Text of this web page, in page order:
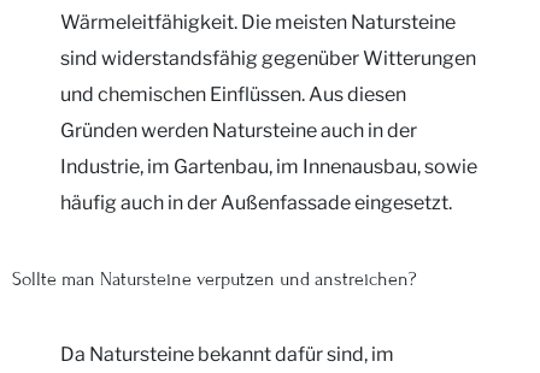
Wärmeleitfähigkeit. Die meisten Natursteine
sind widerstandsfähig gegenüber Witterungen
und chemischen Einflüssen. Aus diesen
Gründen werden Natursteine auch in der
Industrie, im Gartenbau, im Innenausbau, sowie
häufig auch in der Außenfassade eingesetzt.
Sollte man Natursteine verputzen und anstreichen?
Da Natursteine bekannt dafür sind, im